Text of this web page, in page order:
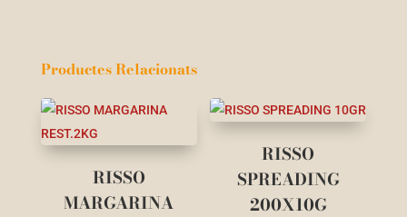
Productes Relacionats
RISSO
MARGARINA
RISSO
SPREADING
200X10G